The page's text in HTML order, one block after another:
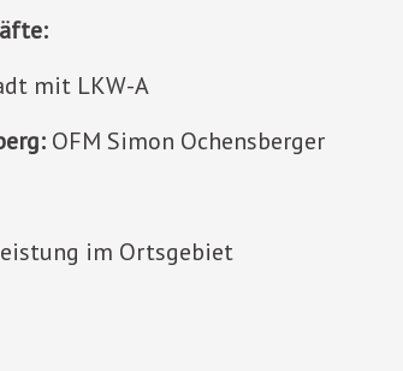
mit LKW-A
OFM Simon Ochensberger
im Ortsgebiet